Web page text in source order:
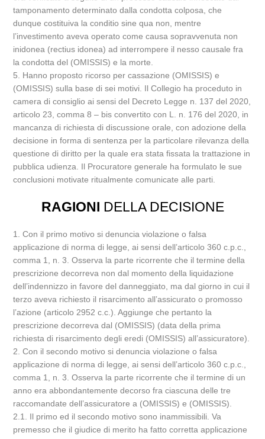
tamponamento determinato dalla condotta colposa, che
dunque costituiva la conditio sine qua non, mentre
l’investimento aveva operato come causa sopravvenuta non
inidonea (rectius idonea) ad interrompere il nesso causale fra
la condotta del (OMISSIS) e la morte.
5. Hanno proposto ricorso per cassazione (OMISSIS) e
(OMISSIS) sulla base di sei motivi. Il Collegio ha proceduto in
camera di consiglio ai sensi del Decreto Legge n. 137 del 2020,
articolo 23, comma 8 – bis convertito con L. n. 176 del 2020, in
mancanza di richiesta di discussione orale, con adozione della
decisione in forma di sentenza per la particolare rilevanza della
questione di diritto per la quale era stata fissata la trattazione in
pubblica udienza. Il Procuratore generale ha formulato le sue
conclusioni motivate ritualmente comunicate alle parti.
RAGIONI DELLA DECISIONE
1. Con il primo motivo si denuncia violazione o falsa
applicazione di norma di legge, ai sensi dell’articolo 360 c.p.c.,
comma 1, n. 3. Osserva la parte ricorrente che il termine della
prescrizione decorreva non dal momento della liquidazione
dell’indennizzo in favore del danneggiato, ma dal giorno in cui il
terzo aveva richiesto il risarcimento all’assicurato o promosso
l’azione (articolo 2952 c.c.). Aggiunge che pertanto la
prescrizione decorreva dal (OMISSIS) (data della prima
richiesta di risarcimento degli eredi (OMISSIS) all’assicuratore).
2. Con il secondo motivo si denuncia violazione o falsa
applicazione di norma di legge, ai sensi dell’articolo 360 c.p.c.,
comma 1, n. 3. Osserva la parte ricorrente che il termine di un
anno era abbondantemente decorso fra ciascuna delle tre
raccomandate dell’assicuratore a (OMISSIS) e (OMISSIS).
2.1. Il primo ed il secondo motivo sono inammissibili. Va
premesso che il giudice di merito ha fatto corretta applicazione